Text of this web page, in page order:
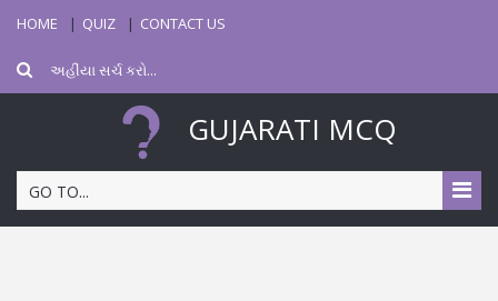
HOME QUIZ CONTACT US
GUJARATI MCQ
GO TO...